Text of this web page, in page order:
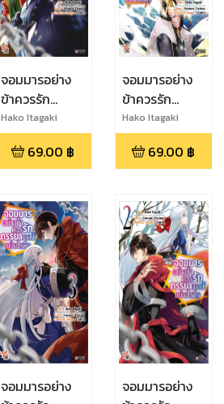
จอมมารอย่าง
ข้าควรรัก
ภรรยาเอลฟ์
อย่างไรดี? เล่ม
Hako Itagaki
69.00 ฿
จอมมารอย่าง
ข้าควรรัก
ภรรยาเอลฟ์
อย่างไรดี? เล่ม
Hako Itagaki
69.00 ฿
จอมมารอย่าง
จอมมารอย่าง